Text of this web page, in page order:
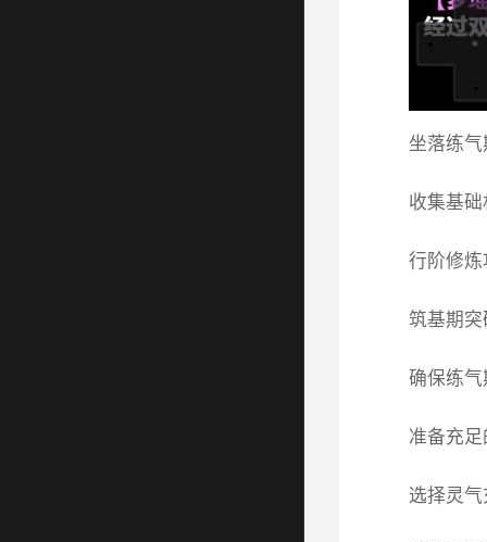
坐落练
收集基
行阶修炼
筑基期突
确保练
准备充
选择灵